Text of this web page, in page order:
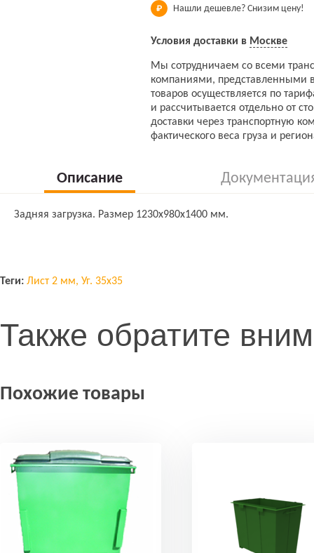
Нашли дешевле? Снизим цену!
Условия доставки в Москве
Мы сотрудничаем со всеми
компаниями, представленными
товаров осуществляется по
и рассчитывается отдельно от
доставки через транспортную
фактического веса груза и
Описание
Задняя загрузка. Размер 1230х980х1400 мм.
Теги: Лист 2 мм, Уг. 35x35
Также обратите
Похожие товары